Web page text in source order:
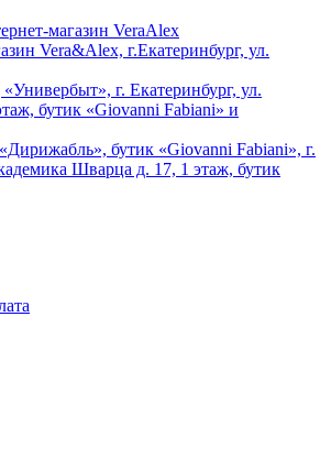
магазин VeraAlex
Vera&Alex, г.Екатеринбург, ул.
г. Екатеринбург, ул.
бутик «Giovanni Fabiani» и
бутик «Giovanni Fabiani», г.
Шварца д. 17, 1 этаж, бутик